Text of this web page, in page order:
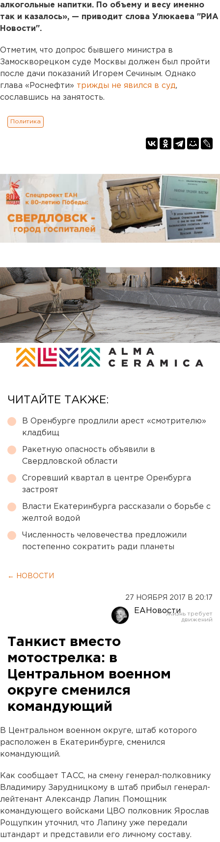
алкогольные напитки. По объему и весу именно
так и казалось», — приводит слова Улюкаева "РИА
Новости".
Отметим, что допрос бывшего министра в
Замоскворецком суде Москвы должен был пройти
после дачи показаний Игорем Сечиным. Однако
глава «Роснефти» трижды не явился в суд,
сославшись на занятость.
Политика
ЧИТАЙТЕ ТАКЖЕ:
В Оренбурге продлили арест «смотрителю»
кладбищ
Ракетную опасность объявили в
Свердловской области
Сгоревший квартал в центре Оренбурга
застроят
Власти Екатеринбурга рассказали о борьбе с
желтой водой
Численность человечества предложили
постепенно сократить ради планеты
← НОВОСТИ
27 НОЯБРЯ 2017 В 20:17
ЕАНовости
Танкист вместо
мотострелка: в
Центральном военном
округе сменился
командующий
В Центральном военном округе, штаб которого
расположен в Екатеринбурге, сменился
командующий.
Как сообщает ТАСС, на смену генерал-полковнику
Владимиру Зарудницкому в штаб прибыл генерал-
лейтенант Александр Лапин. Помощник
командующего войсками ЦВО полковник Ярослав
Рощупкин уточнил, что Лапину уже передали
штандарт и представили его личному составу.